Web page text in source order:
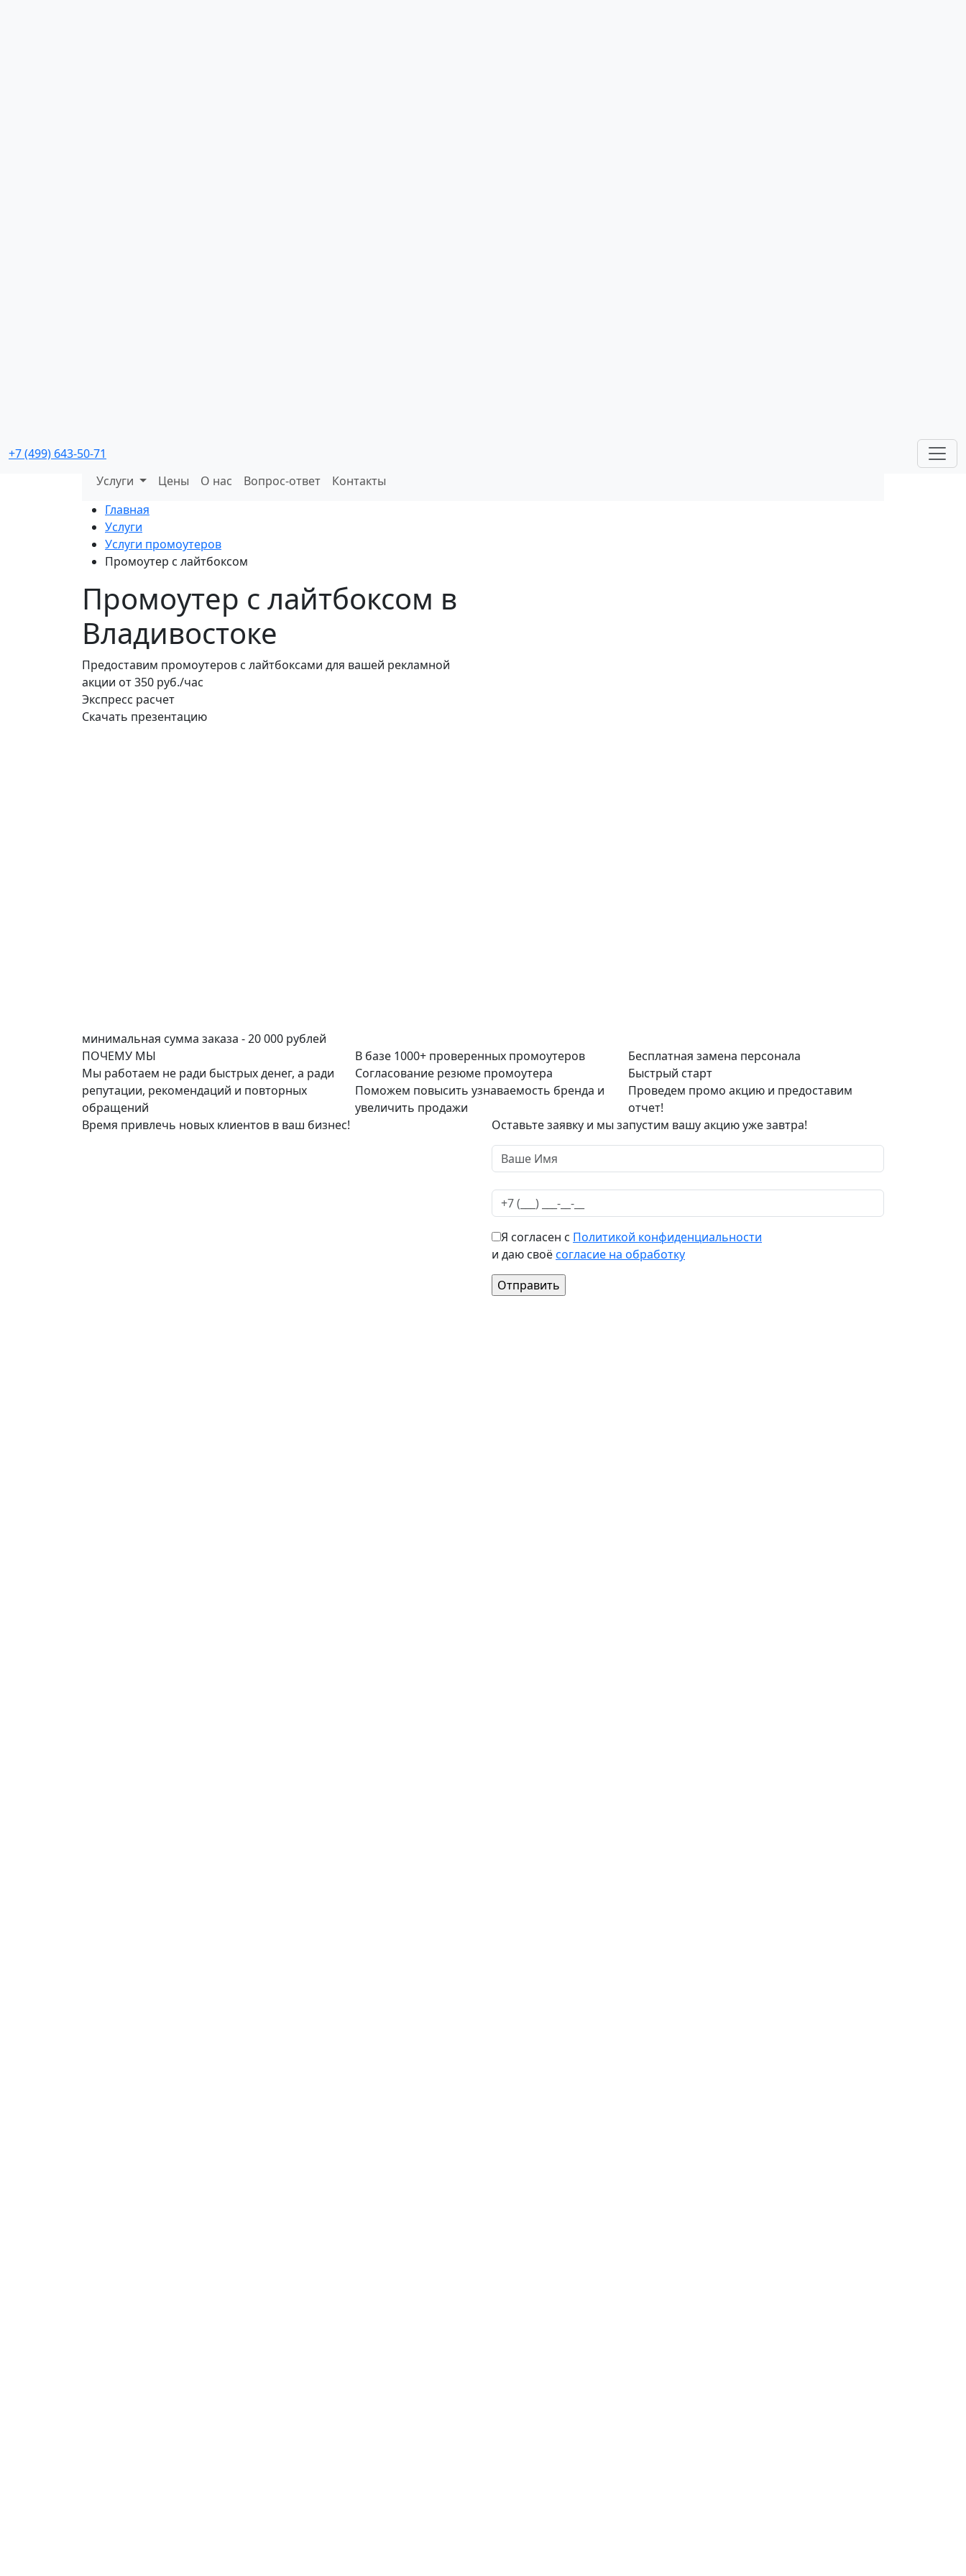
+7 (499) 643-50-71с реальной окупаемостью
Услуги Цены О нас Вопрос-ответ
Контакты
Главная
Услуги
Услуги промоутеров
Промоутер с лайтбоксом
Промоутер с лайтбоксом в
Владивостоке
Предоставим промоутеров с лайтбоксами для вашей рекламной
акции от 350 руб./час
Экспресс расчет
Скачать презентацию
минимальная сумма заказа - 20 000 рублей
ПОЧЕМУ МЫ
Мы работаем не ради быстрых денег, а ради
репутации, рекомендаций и повторных
обращений
В базе 1000+ проверенных промоутеров
Бесплатная замена персонала
Согласование резюме промоутера
Быстрый старт
Поможем повысить узнаваемость бренда и
увеличить продажи
Проведем промо акцию и предоставим
отчет!
Время привлечь новых клиентов в ваш бизнес!
Оставьте заявку и мы запустим вашу акцию уже завтра!
Я согласен с Политикой конфиденциальности
и даю своёсогласие на обработку